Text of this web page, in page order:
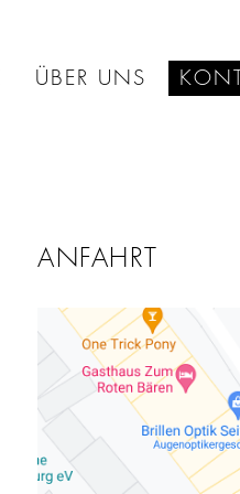
ÜBER UNS
ANFAHRT